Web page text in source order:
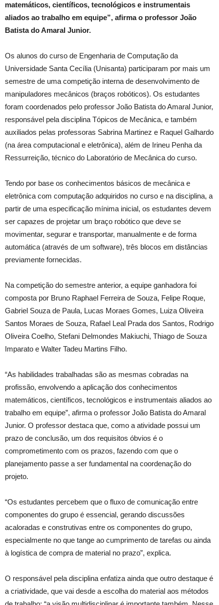
matemáticos, científicos, tecnológicos e instrumentais
aliados ao trabalho em equipe”, afirma o professor João
Batista do Amaral Junior.
Os alunos do curso de Engenharia de Computação da
Universidade Santa Cecília (Unisanta) participaram por mais um
semestre de uma competição interna de desenvolvimento de
manipuladores mecânicos (braços robóticos). Os estudantes
foram coordenados pelo professor João Batista do Amaral Junior,
responsável pela disciplina Tópicos de Mecânica, e também
auxiliados pelas professoras Sabrina Martinez e Raquel Galhardo
(na área computacional e eletrônica), além de Irineu Penha da
Ressurreição, técnico do Laboratório de Mecânica do curso.
Tendo por base os conhecimentos básicos de mecânica e
eletrônica com computação adquiridos no curso e na disciplina, a
partir de uma especificação mínima inicial, os estudantes devem
ser capazes de projetar um braço robótico que deve se
movimentar, segurar e transportar, manualmente e de forma
automática (através de um software), três blocos em distâncias
previamente fornecidas.
Na competição do semestre anterior, a equipe ganhadora foi
composta por Bruno Raphael Ferreira de Souza, Felipe Roque,
Gabriel Souza de Paula, Lucas Moraes Gomes, Luiza Oliveira
Santos Moraes de Souza, Rafael Leal Prada dos Santos, Rodrigo
Oliveira Coelho, Stefani Delmondes Makiuchi, Thiago de Souza
Imparato e Walter Tadeu Martins Filho.
“As habilidades trabalhadas são as mesmas cobradas na
profissão, envolvendo a aplicação dos conhecimentos
matemáticos, científicos, tecnológicos e instrumentais aliados ao
trabalho em equipe”, afirma o professor João Batista do Amaral
Junior. O professor destaca que, como a atividade possui um
prazo de conclusão, um dos requisitos óbvios é o
comprometimento com os prazos, fazendo com que o
planejamento passe a ser fundamental na coordenação do
projeto.
“Os estudantes percebem que o fluxo de comunicação entre
componentes do grupo é essencial, gerando discussões
acaloradas e construtivas entre os componentes do grupo,
especialmente no que tange ao cumprimento de tarefas ou ainda
à logística de compra de material no prazo”, explica.
O responsável pela disciplina enfatiza ainda que outro destaque é
a criatividade, que vai desde a escolha do material aos métodos